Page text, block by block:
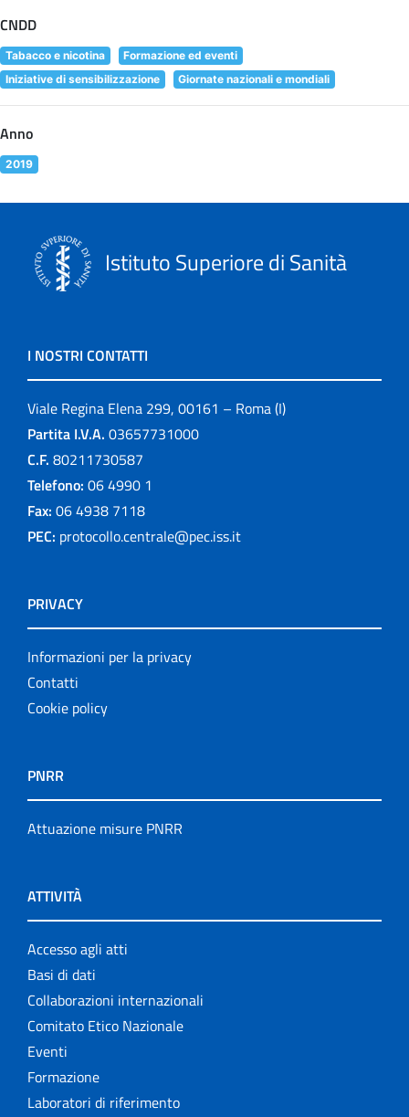
CNDD
Tabacco e nicotina
Formazione ed eventi
Iniziative di sensibilizzazione
Giornate nazionali e mondiali
Anno
2019
Istituto Superiore di Sanità
I NOSTRI CONTATTI
Viale Regina Elena 299, 00161 – Roma (I)
Partita I.V.A. 03657731000
C.F. 80211730587
Telefono: 06 4990 1
Fax: 06 4938 7118
PEC: protocollo.centrale@pec.iss.it
PRIVACY
Informazioni per la privacy
Contatti
Cookie policy
PNRR
Attuazione misure PNRR
ATTIVITÀ
Accesso agli atti
Basi di dati
Collaborazioni internazionali
Comitato Etico Nazionale
Eventi
Formazione
Laboratori di riferimento